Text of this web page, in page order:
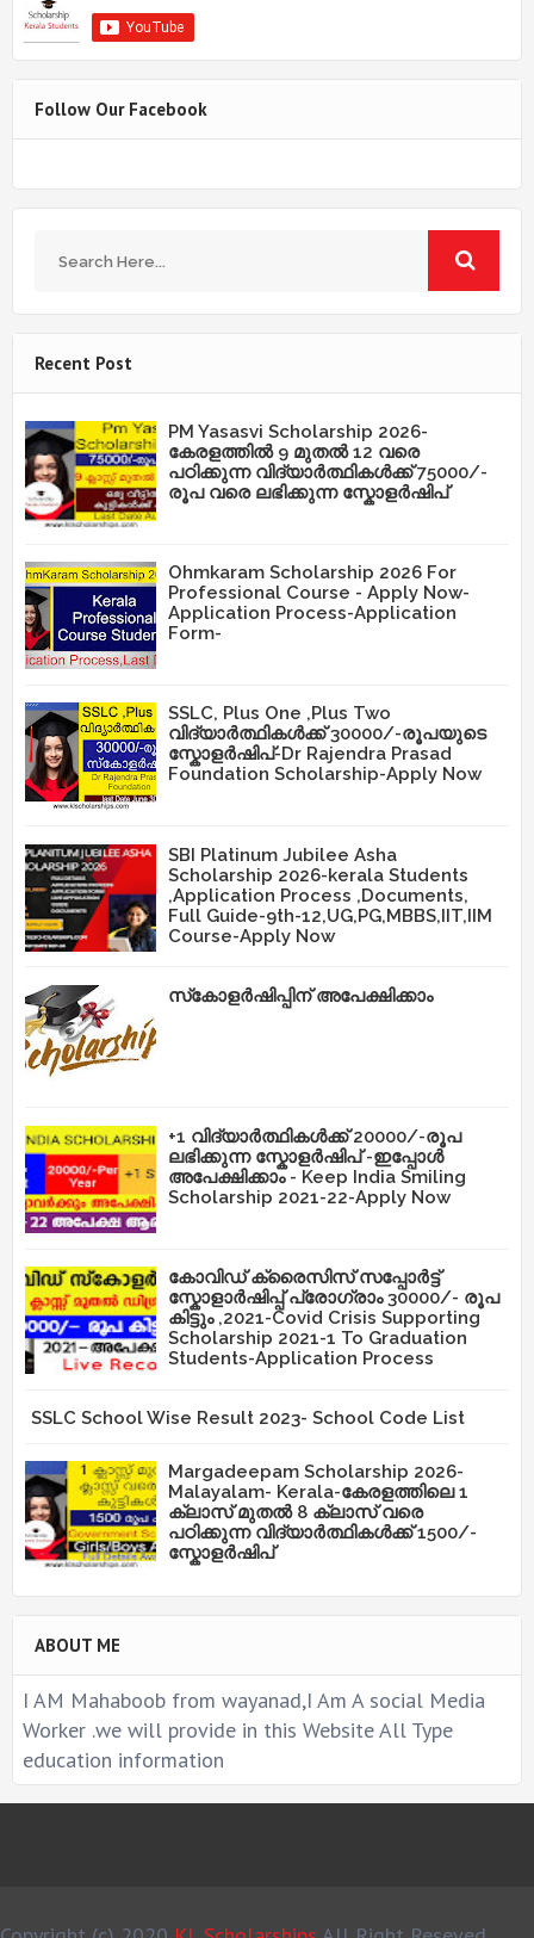
Follow Our Facebook
Recent Post
PM Yasasvi Scholarship 2026-
കേരളത്തിൽ 9 മുതൽ 12 വരെ
പഠിക്കുന്ന വിദ്യാർത്ഥികൾക്ക് 75000/-
രൂപ വരെ ലഭിക്കുന്ന സ്കോളർഷിപ്
Ohmkaram Scholarship 2026 For
Professional Course - Apply Now-
Application Process-Application
Form-
SSLC, Plus One ,Plus Two
വിദ്യാർത്ഥികൾക്ക് 30000/-രൂപയുടെ
സ്കോളർഷിപ്-Dr Rajendra Prasad
Foundation Scholarship-Apply Now
SBI Platinum Jubilee Asha
Scholarship 2026-kerala Students
,Application Process ,Documents,
Full Guide-9th-12,UG,PG,MBBS,IIT,IIM
Course-Apply Now
സ്‌കോളർഷിപ്പിന് അപേക്ഷിക്കാം
+1 വിദ്യാർത്ഥികൾക്ക് 20000/-രൂപ
ലഭിക്കുന്ന സ്കോളർഷിപ് -ഇപ്പോൾ
അപേക്ഷിക്കാം - Keep India Smiling
Scholarship 2021-22-Apply Now
കോവിഡ് ക്രൈസിസ് സപ്പോർട്ട്
സ്കോളാർഷിപ്പ് പ്രോഗ്രാം 30000/- രൂപ
കിട്ടും ,2021-Covid Crisis Supporting
Scholarship 2021-1 To Graduation
Students-Application Process
SSLC School Wise Result 2023- School Code List
Margadeepam Scholarship 2026-
Malayalam- Kerala-കേരളത്തിലെ 1
ക്ലാസ് മുതൽ 8 ക്ലാസ് വരെ
പഠിക്കുന്ന വിദ്യാർത്ഥികൾക്ക് 1500/-
സ്കോളർഷിപ്
ABOUT ME
I AM Mahaboob from wayanad,I Am A social Media
Worker .we will provide in this Website All Type
education information